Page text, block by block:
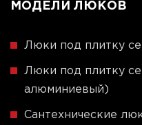
МОДЕЛИ ЛЮКОВ
Люки под плитку
Люки под плитку
алюминиевый)
Сантехнические